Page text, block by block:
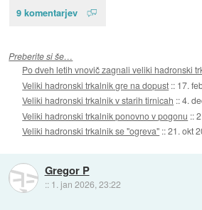
9 komentarjev
Preberite si še…
Po dveh letih vnovič zagnali veliki hadronski
Veliki hadronski trkalnik gre na dopust :: 17.
Veliki hadronski trkalnik v starih tirnicah ::4.
Veliki hadronski trkalnik ponovno v pogonu ::
Veliki hadronski trkalnik se "ogreva" ::21. okt
Gregor P
:: 1. jan 2026, 23:22